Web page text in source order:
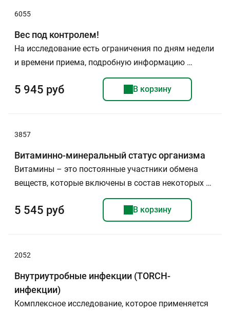
6055
Вес под контролем!
На исследование есть ограничения по дням недели
и времени приема, подробную информацию …
5 945 руб В корзину
3857
Витаминно-минеральный статус организма
Витамины – это постоянные участники обмена
веществ, которые включены в состав некоторых …
5 545 руб В корзину
2052
Внутриутробные инфекции (TORCH-
инфекции)
Комплексное исследование, которое применяется